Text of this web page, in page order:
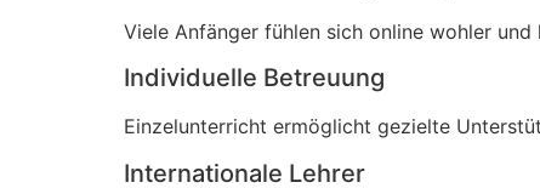
Viele Anfänger fühlen sich online wohler und
Individuelle Betreuung
Einzelunterricht ermöglicht gezielte
Internationale Lehrer